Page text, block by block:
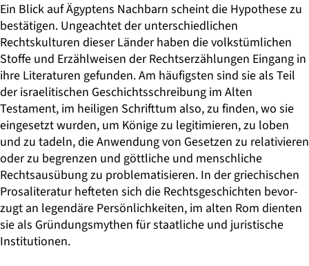
Ein Blick auf Ägyptens Nachbarn scheint die Hypothese zu
bestätigen. Ungeachtet der unterschiedlichen
Rechtskulturen dieser Länder haben die volkstümlichen
Stoffe und Erzählweisen der Rechtserzählungen Eingang in
ihre Literaturen gefunden. Am häufigsten sind sie als Teil
der israelitischen Geschichtsschreibung im Alten
Testament, im heiligen Schrifttum also, zu finden, wo sie
eingesetzt wurden, um Könige zu legitimieren, zu loben
und zu tadeln, die Anwendung von Gesetzen zu relativieren
oder zu begrenzen und göttliche und menschliche
Rechtsausübung zu problematisieren. In der griechischen
Prosaliteratur hefteten sich die Rechtsgeschichten bevor-
zugt an legendäre Persönlichkeiten, im alten Rom dienten
sie als Gründungsmythen für staatliche und juristische
Institutionen.